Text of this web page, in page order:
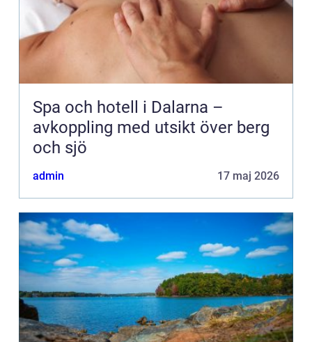
Spa och hotell i Dalarna –
avkoppling med utsikt över berg
och sjö
admin 17 maj 2026